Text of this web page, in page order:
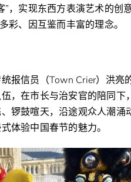
，实现东西方表演艺术的创
彩、因互鉴而丰富的理念。
报信员（Town Crier）洪亮
，在市长与治安官的陪同下
锣鼓喧天，沿途观众人潮涌
体验中国春节的魅力。